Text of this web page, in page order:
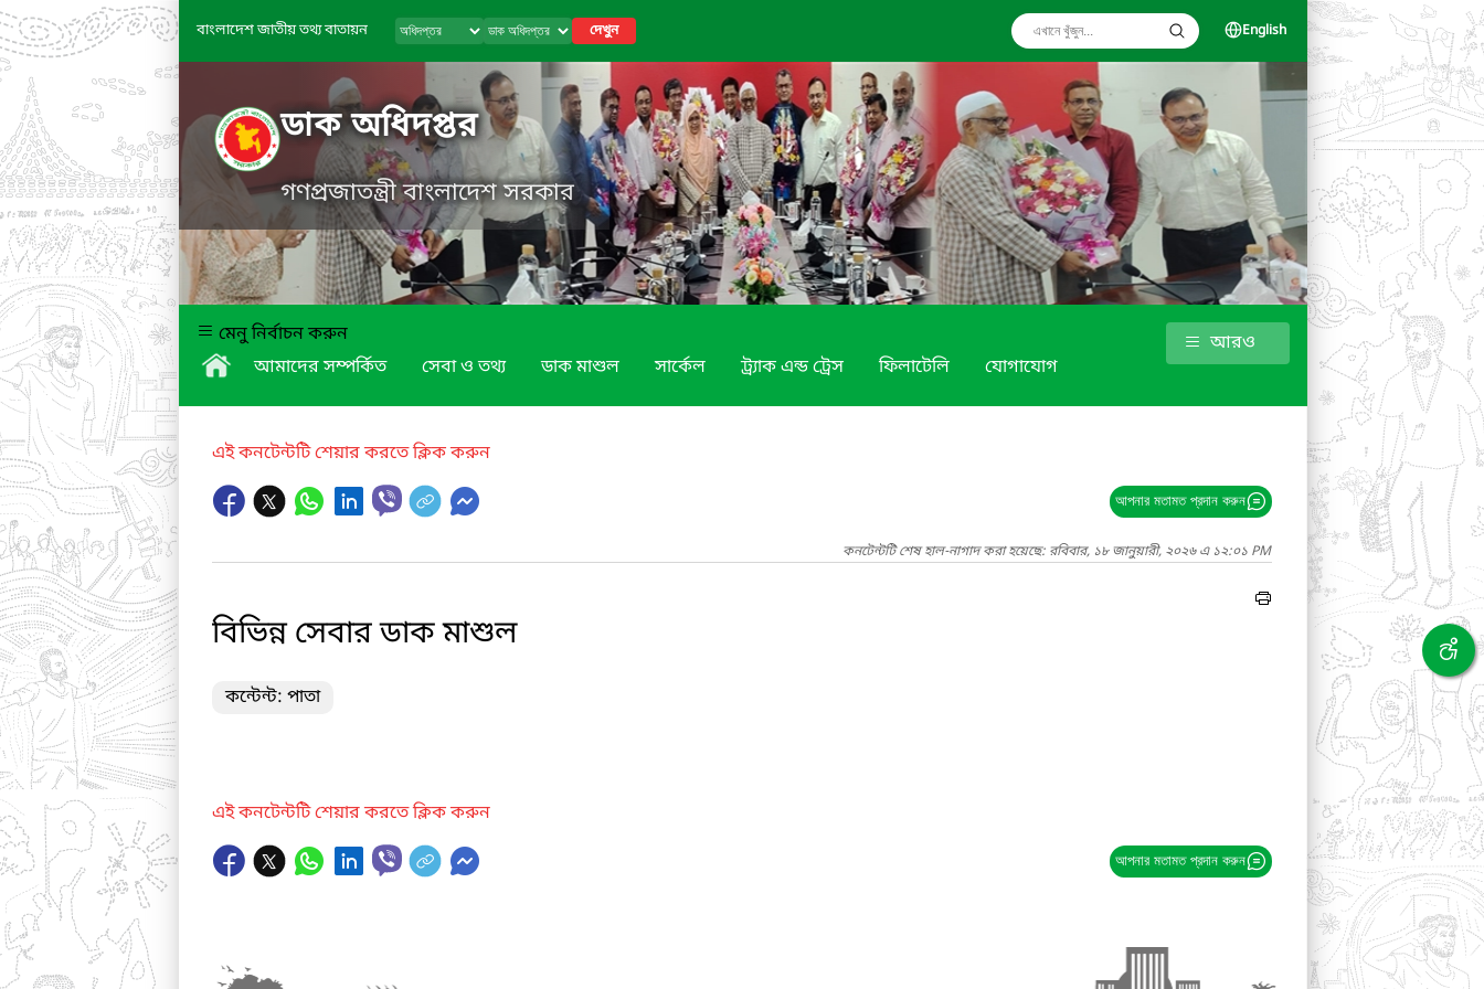
বাংলাদেশ জাতীয় তথ্য বাতায়ন দেখুন English
ডাক অধিদপ্তর
গণপ্রজাতন্ত্রী বাংলাদেশ সরকার
মেনু নির্বাচন করুন
আমাদের সম্পর্কিত
সেবা ও তথ্য ডাক মাশুল সার্কেল ট্র্যাক এন্ড ট্রেস ফিলাটেলি যোগাযোগ
আরও
এই কনটেন্টটি শেয়ার করতে ক্লিক করুন
আপনার মতামত প্রদান করুন
কনটেন্টটি শেষ হাল-নাগাদ করা হয়েছে: রবিবার, ১৮ জানুয়ারী, ২০২৬ এ ১২:০১ PM
বিভিন্ন সেবার ডাক মাশুল
কন্টেন্ট: পাতা
এই কনটেন্টটি শেয়ার করতে ক্লিক করুন
আপনার মতামত প্রদান করুন